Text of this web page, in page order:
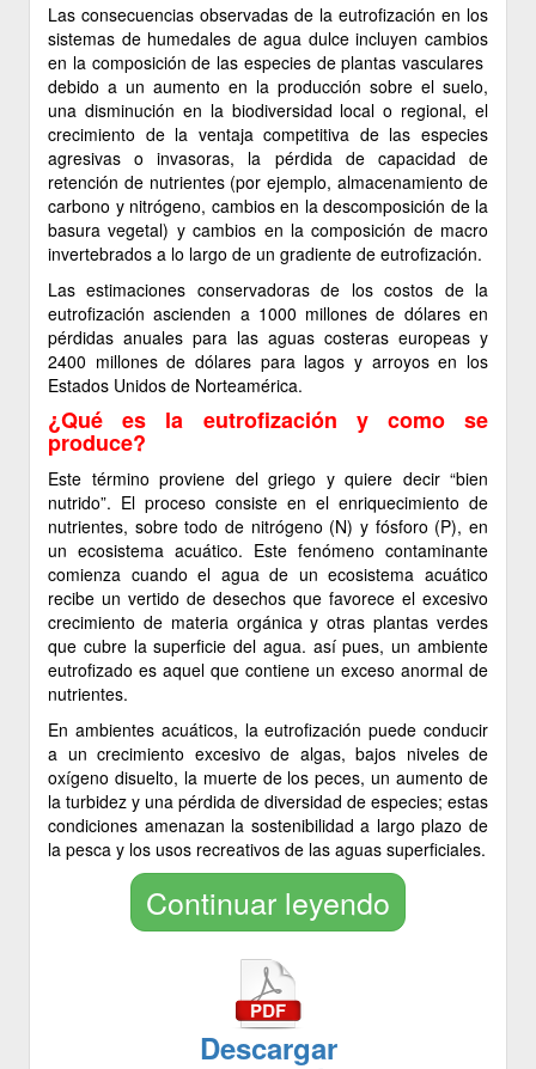
Las consecuencias observadas de la eutrofización en los
sistemas de humedales de agua dulce incluyen cambios
en la composición de las especies de plantas vasculares
debido a un aumento en la producción sobre el suelo,
una disminución en la biodiversidad local o regional, el
crecimiento de la ventaja competitiva de las especies
agresivas o invasoras, la pérdida de capacidad de
retención de nutrientes (por ejemplo, almacenamiento de
carbono y nitrógeno, cambios en la descomposición de la
basura vegetal) y cambios en la composición de macro
invertebrados a lo largo de un gradiente de eutrofización.
Las estimaciones conservadoras de los costos de la
eutrofización ascienden a 1000 millones de dólares en
pérdidas anuales para las aguas costeras europeas y
2400 millones de dólares para lagos y arroyos en los
Estados Unidos de Norteamérica.
¿Qué es la eutrofización y como se
produce?
Este término proviene del griego y quiere decir “bien
nutrido”. El proceso consiste en el enriquecimiento de
nutrientes, sobre todo de nitrógeno (N) y fósforo (P), en
un ecosistema acuático. Este fenómeno contaminante
comienza cuando el agua de un ecosistema acuático
recibe un vertido de desechos que favorece el excesivo
crecimiento de materia orgánica y otras plantas verdes
que cubre la superficie del agua. así pues, un ambiente
eutrofizado es aquel que contiene un exceso anormal de
nutrientes.
En ambientes acuáticos, la eutrofización puede conducir
a un crecimiento excesivo de algas, bajos niveles de
oxígeno disuelto, la muerte de los peces, un aumento de
la turbidez y una pérdida de diversidad de especies; estas
condiciones amenazan la sostenibilidad a largo plazo de
la pesca y los usos recreativos de las aguas superficiales.
Continuar leyendo
Descargar